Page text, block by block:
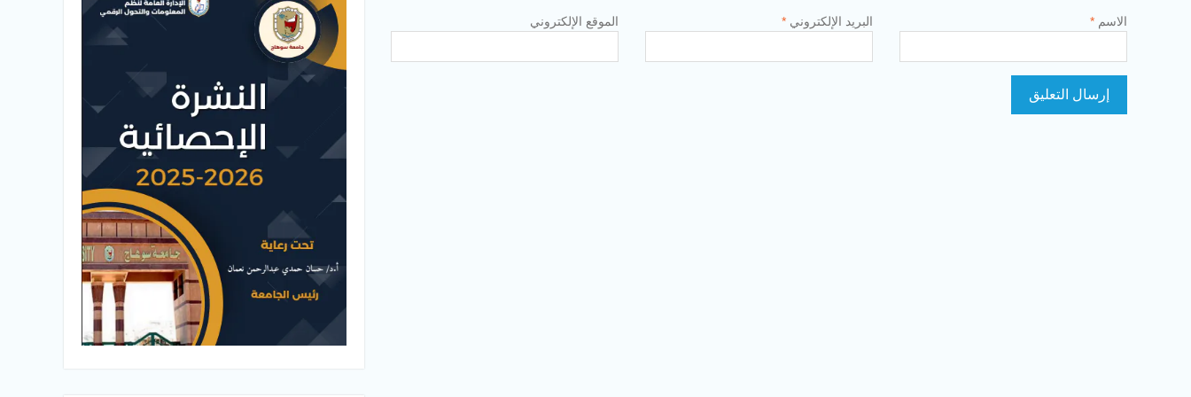
الاسم * البريد الإلكتروني * الموقع الإلكتروني